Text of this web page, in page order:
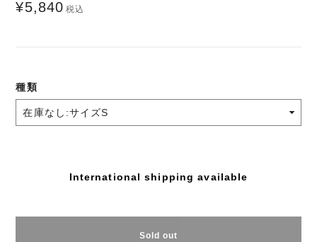
¥5,840 税込
種類
International shipping available
Sold out